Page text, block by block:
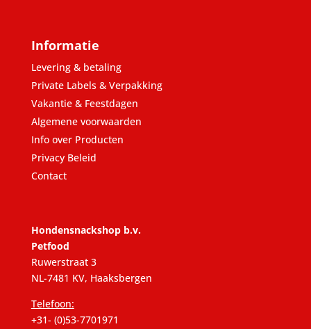
Informatie
Levering & betaling
Private Labels & Verpakking
Vakantie & Feestdagen
Algemene voorwaarden
Info over Producten
Privacy Beleid
Contact
Hondensnackshop b.v.
Petfood
Ruwerstraat 3
NL-7481 KV, Haaksbergen
Telefoon:
+31- (0)53-7701971